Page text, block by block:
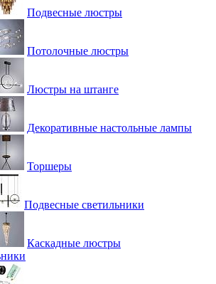
Подвесные люстры
Потолочные люстры
Люстры на штанге
Декоративные настольные лампы
Торшеры
Подвесные светильники
Каскадные люстры